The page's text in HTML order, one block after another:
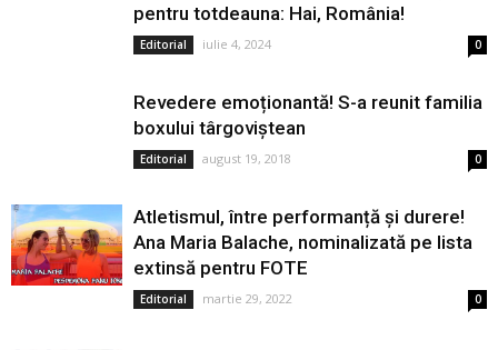
pentru totdeauna: Hai, România!
Editorial iulie 4, 2024 0
Revedere emoționantă! S-a reunit familia
boxului târgoviștean
Editorial august 19, 2018 0
Atletismul, între performanță și durere!
Ana Maria Balache, nominalizată pe lista
extinsă pentru FOTE
Editorial martie 29, 2022 0